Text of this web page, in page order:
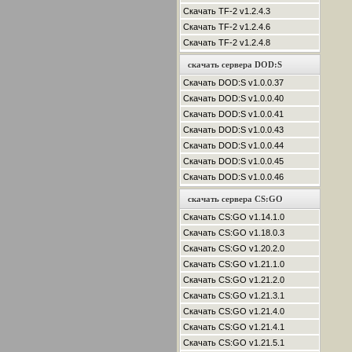
Скачать TF-2 v1.2.4.3
Скачать TF-2 v1.2.4.6
Скачать TF-2 v1.2.4.8
скачать сервера DOD:S
Скачать DOD:S v1.0.0.37
Скачать DOD:S v1.0.0.40
Скачать DOD:S v1.0.0.41
Скачать DOD:S v1.0.0.43
Скачать DOD:S v1.0.0.44
Скачать DOD:S v1.0.0.45
Скачать DOD:S v1.0.0.46
скачать сервера CS:GO
Скачать CS:GO v1.14.1.0
Скачать CS:GO v1.18.0.3
Скачать CS:GO v1.20.2.0
Скачать CS:GO v1.21.1.0
Скачать CS:GO v1.21.2.0
Скачать CS:GO v1.21.3.1
Скачать CS:GO v1.21.4.0
Скачать CS:GO v1.21.4.1
Скачать CS:GO v1.21.5.1